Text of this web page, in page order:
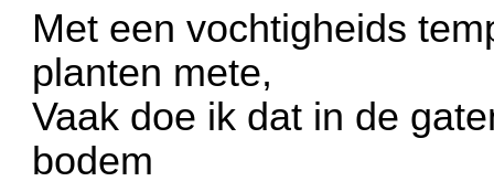
Met een vochtigheids
planten mete,
Vaak doe ik dat in de
bodem